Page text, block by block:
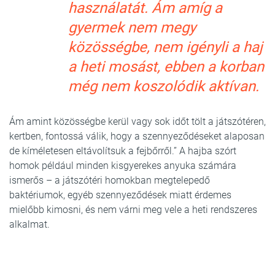
használatát. Ám amíg a
gyermek nem megy
közösségbe, nem igényli a haj
a heti mosást, ebben a korban
még nem koszolódik aktívan.
Ám amint közösségbe kerül vagy sok időt tölt a játszótéren,
kertben, fontossá válik, hogy a szennyeződéseket alaposan
de kíméletesen eltávolítsuk a fejbőrről.” A hajba szórt
homok például minden kisgyerekes anyuka számára
ismerős – a játszótéri homokban megtelepedő
baktériumok, egyéb szennyeződések miatt érdemes
mielőbb kimosni, és nem várni meg vele a heti rendszeres
alkalmat.